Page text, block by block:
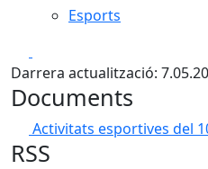
Esports
Darrera actualització:
Documents
Activitats esportives del
RSS